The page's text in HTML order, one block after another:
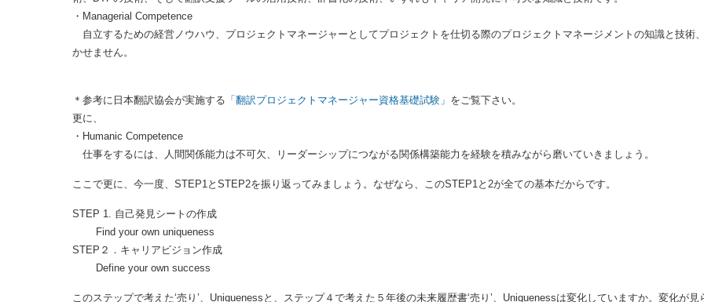
自ら翻訳をする時だけではなく、プロジェクトを率いるような時でも、プロジェクトマネージメントの知識、リサーチの技術、翻訳エデ
術、DTPの技術、そして翻訳支援ツールの活用技術、辞書化の技術、いずれもキャリア開発に不可欠な知識と技術です。
・Managerial Competence
自立するための経営ノウハウ、プロジェクトマネージャーとしてプロジェクトを仕切る際のプロジェクトマネージメントの知識と技術、
＊参考に日本翻訳協会が実施する
・Humanic Competence
仕事をするには、人間関係能力は不可欠、リーダーシップにつながる関係構築能力を経験を積みながら磨いていきましょう。
ここで更に、今一度、STEP1とSTEP2を振り返ってみましょう。なぜなら、このSTEP1と2が全ての基本だからです。
STEP 1. 自己発見シートの作成
Find your own uniqueness
STEP２．キャリアビジョン作成
Define your own success